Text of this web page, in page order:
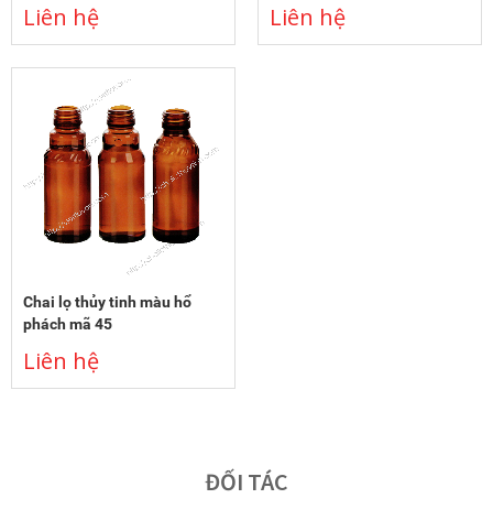
Liên hệ Liên hệ
Chai lọ thủy tinh màu hổ
phách mã 45
Liên hệ
ĐỐI TÁC